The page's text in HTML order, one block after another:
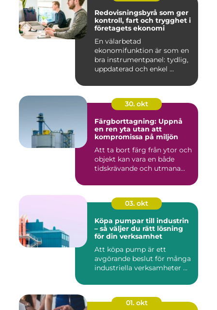
Redovisningsbyrå som ger
kontroll, fart och trygghet i
företagets ekonomi
En välarbetad
ekonomifunktion är som en
bra instrumentpanel: tydlig,
uppdaterad och enkel ...
30. okt
Färgborttagning: Uppnå
en ren yta utan att
kompromissa på miljön
Att ta bort färg från ytor och
objekt kan vara en både
tidskrävande och utmana...
03. okt
Köpa pumpar till industrin
– så väljer du rätt lösning
för din verksamhet
Att köpa pump är ett
avgörande beslut för många
industriella verksamheter ...
01. okt